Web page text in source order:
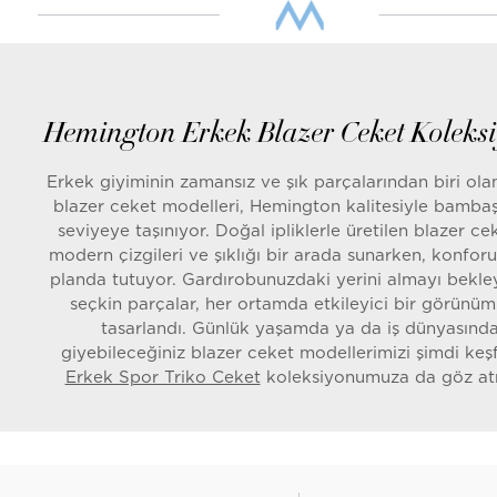
Hemington Erkek Blazer Ceket
Erkek giyiminin zamansız ve şık parçalarından biri
blazer ceket modelleri, Hemington kalitesiyle
seviyeye taşınıyor. Doğal ipliklerle üretilen blazer
modern çizgileri ve şıklığı bir arada sunarken,
planda tutuyor. Gardırobunuzdaki yerini almayı
seçkin parçalar, her ortamda etkileyici bir
tasarlandı. Günlük yaşamda ya da iş
giyebileceğiniz blazer ceket modellerimizi şimdi
Erkek Spor Triko Ceketkoleksiyonumuza da göz